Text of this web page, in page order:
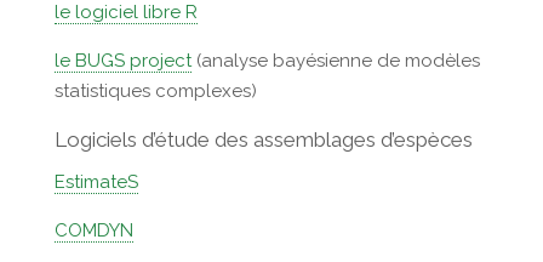
le logiciel libre R
le BUGS project(analyse bayésienne de modèles
statistiques complexes)
Logiciels d’étude des assemblages d’espèces
EstimateS
COMDYN